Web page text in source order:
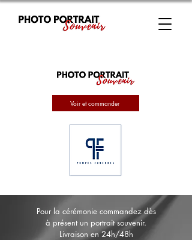
Voir et commander
Pour la cérémonie commandez dès
à présent un portrait souvenir.
Livraison en 24h/48h